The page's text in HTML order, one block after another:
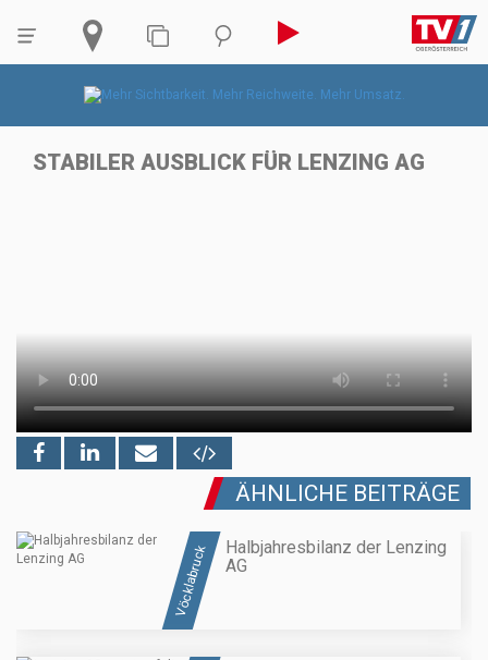
STABILER AUSBLICK FÜR LENZING AG
ÄHNLICHE BEITRÄGE
Vöcklabruck
Halbjahresbilanz der Lenzing
AG